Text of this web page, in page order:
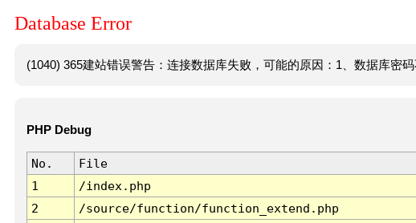
Database Error
(1040) 365建站错误警告：连接数据库失败，可能的原因：1、数据库密码
PHP Debug
No. File
1
/index.php
2
/source/function/function_extend.php